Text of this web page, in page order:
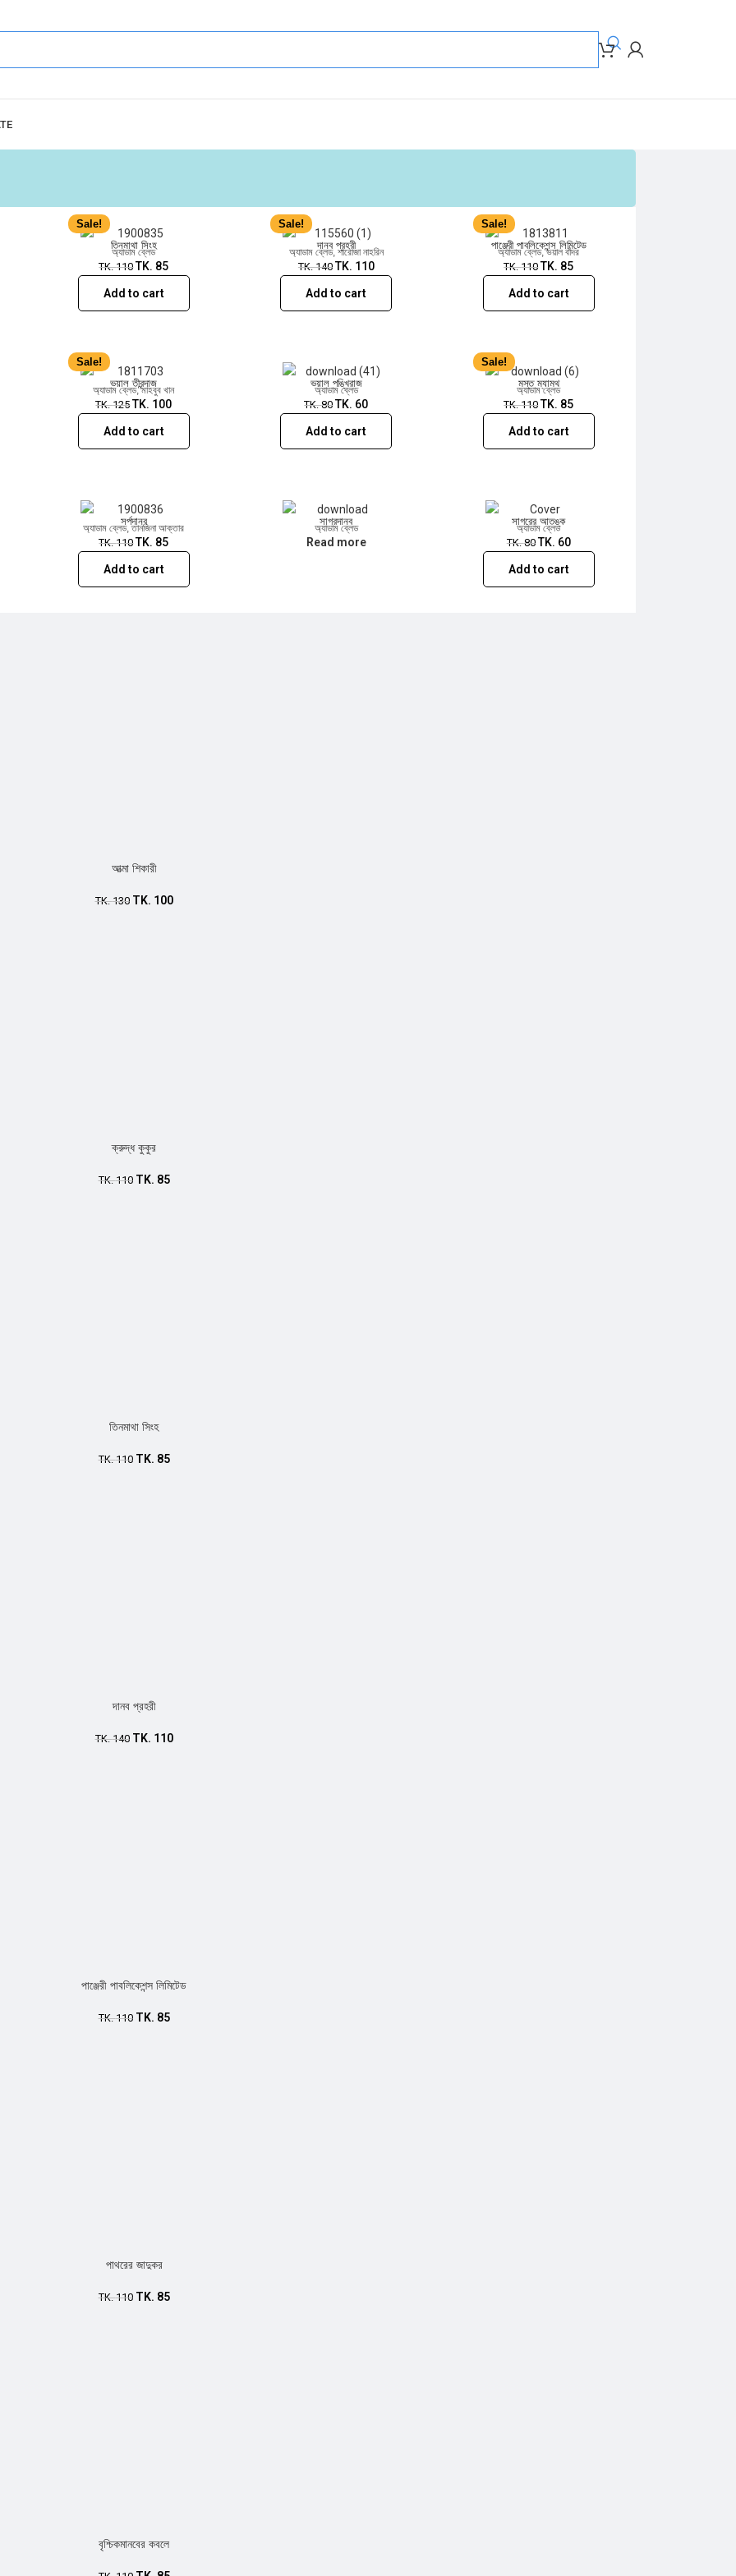
তিনমাথা সিংহ
অ্যাডাম ব্লেড
TK.110 TK. 85
Add to cart
দানব প্রহরী
অ্যাডাম ব্লেড, শারোজা নাহরিন
TK.140 TK. 110
Add to cart
পাঞ্জেরী পাবলিকেশন্স লিমিটেড
অ্যাডাম ব্লেড,ভয়াল বাঁদর
TK.110 TK. 85
Add to cart
Sale!
ভয়াল তীরন্দাজ
অ্যাডাম ব্লেড,মাহবুব খান
TK.125 TK. 100
Add to cart
Sale!
ভয়াল পঙ্খিরাজ
অ্যাডাম ব্লেড
TK.80 TK. 60
Add to cart
Sale!
মস্ত ম্যামথ
অ্যাডাম ব্লেড
TK.110 TK. 85
Add to cart
Sale!
সর্পদানব
অ্যাডাম ব্লেড,তানজিনা আক্তার
TK.110 TK. 85
Add to cart
সাগরদানব
অ্যাডাম ব্লেড
Read more
Sale!
সাগরের আতঙ্ক
অ্যাডাম ব্লেড
TK.80 TK. 60
Add to cart
আত্মা শিকারী
TK.130 TK. 100
ক্রুদ্ধ কুকুর
TK.110 TK. 85
তিনমাথা সিংহ
TK.110 TK. 85
দানব প্রহরী
TK.140 TK. 110
পাঞ্জেরী পাবলিকেশন্স লিমিটেড
TK.110 TK. 85
পাথরের জাদুকর
TK.110 TK. 85
বৃশ্চিকমানবের কবলে